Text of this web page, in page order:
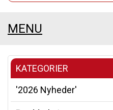
MENU
KATEGORIER
'2026 Nyheder'